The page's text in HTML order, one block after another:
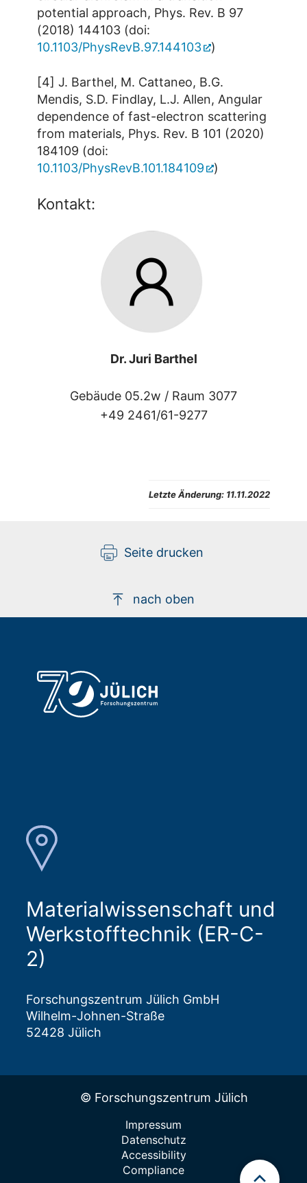
potential approach, Phys. Rev. B 97
(2018) 144103 (doi:
10.1103/PhysRevB.97.144103
)
[4] J. Barthel, M. Cattaneo, B.G.
Mendis, S.D. Findlay, L.J. Allen, Angular
dependence of fast-electron scattering
from materials, Phys. Rev. B 101 (2020)
184109 (doi:
10.1103/PhysRevB.101.184109
)
Kontakt:
Dr. Juri Barthel
Gebäude 05.2w / Raum 3077
+49 2461/61-9277
Letzte Änderung: 11.11.2022
Seite drucken
nach oben
Materialwissenschaft und
Werkstofftechnik (ER-C-
2)
Forschungszentrum Jülich GmbH
Wilhelm-Johnen-Straße
52428 Jülich
© Forschungszentrum Jülich
Impressum
Datenschutz
Accessibility
Compliance